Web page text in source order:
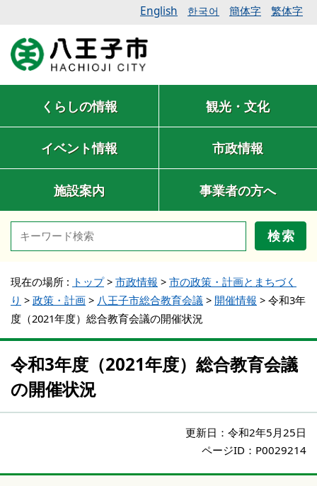
English 한국어 簡体字 繁体字
くらしの情報 観光・文化
イベント情報 市政情報
施設案内 事業者の方へ
検索
現在の場所 : トップ> 市政情報 > 市の政策・計画とまちづく
り > 政策・計画 > 八王子市総合教育会議 > 開催情報 > 令和3年
度（2021年度）総合教育会議の開催状況
令和3年度（2021年度）総合教育会議
の開催状況
更新日： 令和2年5月25日
ページID：P0029214